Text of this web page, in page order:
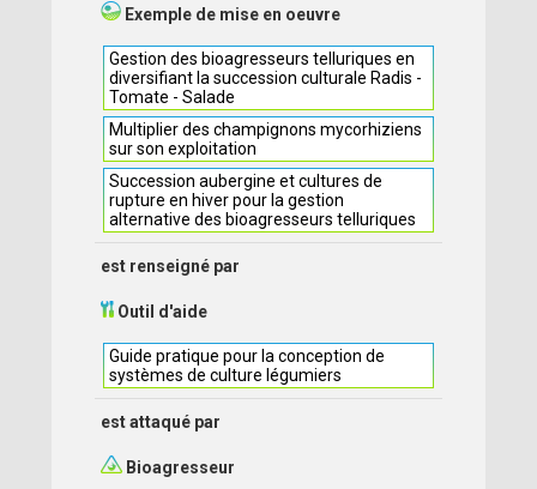
Exemple de mise en oeuvre
Gestion des bioagresseurs telluriques en
diversifiant la succession culturale Radis -
Tomate - Salade
Multiplier des champignons mycorhiziens
sur son exploitation
Succession aubergine et cultures de
rupture en hiver pour la gestion
alternative des bioagresseurs telluriques
est renseigné par
Outil d'aide
Guide pratique pour la conception de
systèmes de culture légumiers
est attaqué par
Bioagresseur